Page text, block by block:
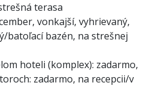
terasa
vonkajší, vyhrievaný,
batoľací bazén, na strešnej
hoteli (komplex): zadarmo,
zadarmo, na recepcii/v